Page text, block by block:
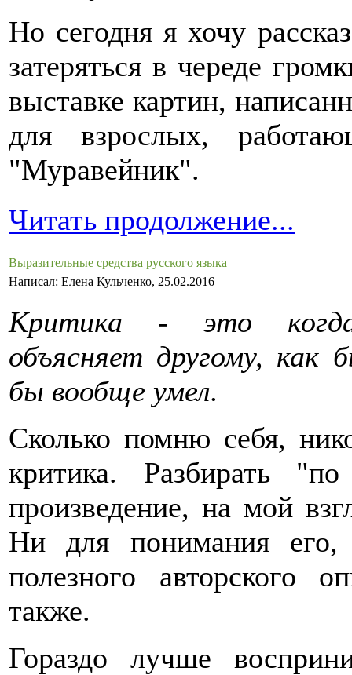
Но сегодня я хочу
затеряться в череде
выставке картин,
для взрослых,
"Муравейник".
Читать продолжение...
Выразительные средства русского языка
Написал: Елена Кульченко, 25.02.2016
Критика - это
объясняет другому, как
бы вообще умел.
Сколько помню себя,
критика. Разбирать
произведение, на мой
Ни для понимания его,
полезного авторского
также.
Гораздо лучше